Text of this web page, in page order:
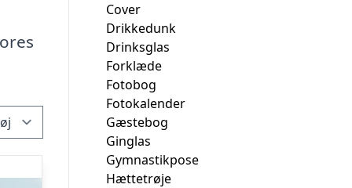
Cover
Drikkedunk
Drinksglas
Forklæde
Fotobog
Fotokalender
Gæstebog
Ginglas
Gymnastikpose
Hættetrøje